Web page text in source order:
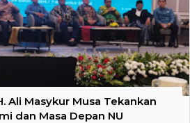
Ali Masykur Musa Tekankan
dan Masa Depan NU